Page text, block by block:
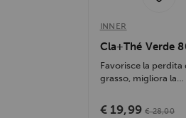
INNER
Cla+Thé Verde
Favorisce la perdita
grasso, migliora la
supporta la crescita...
€ 19,99 € 28,00